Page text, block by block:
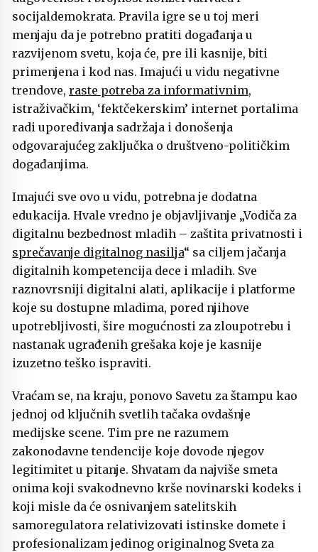
socijaldemokrata. Pravila igre se u toj meri
menjaju da je potrebno pratiti događanja u
razvijenom svetu, koja će, pre ili kasnije, biti
primenjena i kod nas. Imajući u vidu negativne
trendove, raste potreba za informativnim,
istraživačkim, ‘fektčekerskim’ internet portalima
radi upoređivanja sadržaja i donošenja
odgovarajućeg zaključka o društveno-političkim
događanjima.
Imajući sve ovo u vidu, potrebna je dodatna
edukacija. Hvale vredno je objavljivanje „Vodiča za
digitalnu bezbednost mladih – zaštita privatnosti i
sprečavanje digitalnog nasilja“ sa ciljem jačanja
digitalnih kompetencija dece i mladih. Sve
raznovrsniji digitalni alati, aplikacije i platforme
koje su dostupne mladima, pored njihove
upotrebljivosti, šire mogućnosti za zloupotrebu i
nastanak ugrađenih grešaka koje je kasnije
izuzetno teško ispraviti.
Vraćam se, na kraju, ponovo Savetu za štampu kao
jednoj od ključnih svetlih tačaka ovdašnje
medijske scene. Tim pre ne razumem
zakonodavne tendencije koje dovode njegov
legitimitet u pitanje. Shvatam da najviše smeta
onima koji svakodnevno krše novinarski kodeks i
koji misle da će osnivanjem satelitskih
samoregulatora relativizovati istinske domete i
profesionalizam jedinog originalnog Sveta za